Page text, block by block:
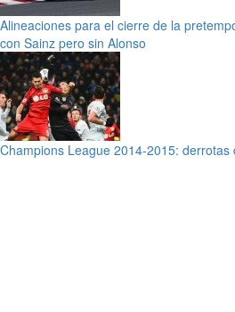
Alineaciones para el cierre de la
con Sainz pero sin Alonso
Champions League 2014-2015: derrotas